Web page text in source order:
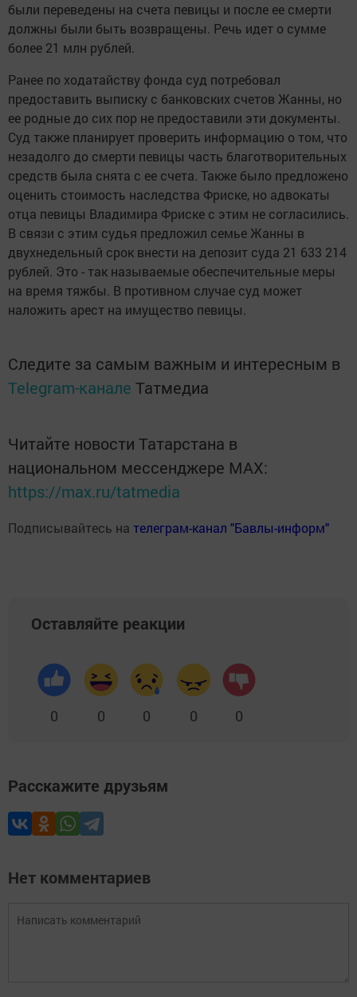
были переведены на счета певицы и после ее смерти
должны были быть возвращены. Речь идет о сумме
более 21 млн рублей.
Ранее по ходатайству фонда суд потребовал
предоставить выписку с банковских счетов Жанны, но
ее родные до сих пор не предоставили эти документы.
Суд также планирует проверить информацию о том, что
незадолго до смерти певицы часть благотворительных
средств была снята с ее счета. Также было предложено
оценить стоимость наследства Фриске, но адвокаты
отца певицы Владимира Фриске с этим не согласились.
В связи с этим судья предложил семье Жанны в
двухнедельный срок внести на депозит суда 21 633 214
рублей. Это - так называемые обеспечительные меры
на время тяжбы. В противном случае суд может
наложить арест на имущество певицы.
Следите за самым важным и интересным в
Telegram-канале Татмедиа
Читайте новости Татарстана в
национальном мессенджере MАХ:
https://max.ru/tatmedia
Подписывайтесь на телеграм-канал "Бавлы-информ"
Оставляйте реакции
0 0 0 0 0
Расскажите друзьям
Нет комментариев